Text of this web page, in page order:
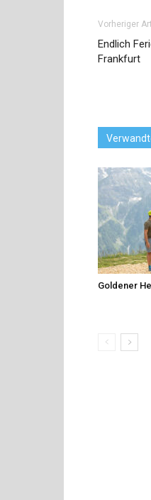
Vorheriger
Endlich
Frankfurt
Goldener